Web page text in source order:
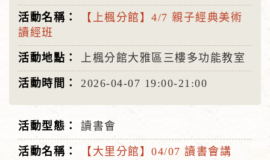
【上楓分館】4/7 親子經典美術
讀經班
上楓分館大雅區三樓多功能教室
2026-04-07 19:00-21:00
讀書會
【大里分館】04/07 讀書會講